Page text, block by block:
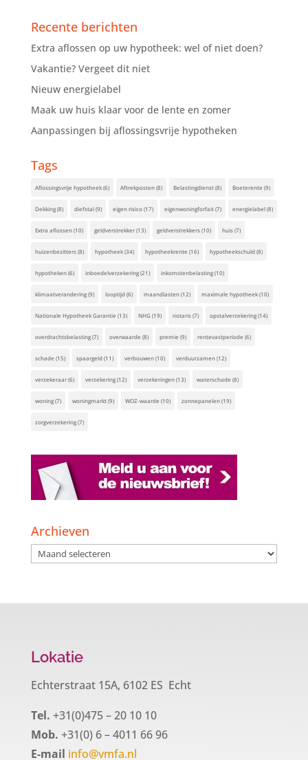
Recente berichten
Extra aflossen op uw hypotheek: wel of niet doen?
Vakantie? Vergeet dit niet
Nieuw energielabel
Maak uw huis klaar voor de lente en zomer
Aanpassingen bij aflossingsvrije hypotheken
Tags
Aflossingsvrije hypotheek(6) Aftrekposten(8) Belastingdienst(8) Boeterente (9)
Dekking(8) diefstal(9) eigen risico(17) eigenwoningforfait(7) energielabel(8)
Extra aflossen(10) geldverstrekker(13) geldverstrekkers(10) huis(7)
huizenbezitters(8) hypotheek(34) hypotheekrente (16) hypotheekschuld(8)
hypotheken(6) inboedelverzekering(21) inkomstenbelasting(10)
klimaatverandering(9) looptijd(6) maandlasten(12) maximale hypotheek(10)
Nationale Hypotheek Garantie (13) NHG(19) notaris(7) opstalverzekering(14)
overdrachtsbelasting(7) overwaarde (8) premie (9) rentevastperiode (6)
schade (15) spaargeld(11) verbouwen(10) verduurzamen(12)
verzekeraar(6) verzekering(12) verzekeringen(13) waterschade (8)
woning(7) woningmarkt(9) WOZ-waarde (10) zonnepanelen(19)
zorgverzekering(7)
Archieven
Archieven
Lokatie
Echterstraat 15A, 6102 ES Echt
Tel. +31(0)475 – 20 10 10
Mob. +31(0) 6 – 4011 66 96
E-mail info@vmfa.nl